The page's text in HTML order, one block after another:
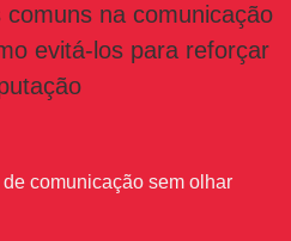
na comunicação
evitá-los para reforçar
comunicação sem olhar